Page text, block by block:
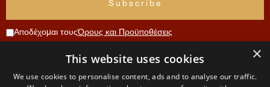
Αποδέχομαι τουςΌρους και Προϋποθέσεις
Μενού
Συνεισφορά
ΕπικοινωνίαΛογαριασμός
Όροι
×
This website uses cookies
We use cookies to personalise content, ads and to analyse our traffic.